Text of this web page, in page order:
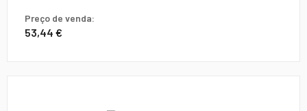
Preço de venda:
53,44 €